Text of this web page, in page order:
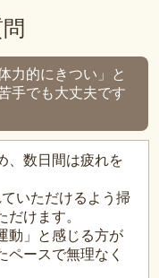
力的にきつい」と
手でも大丈夫です
、数日間は疲れを
いただけるよう掃
けます。
動」と感じる方が
ペースで無理なく